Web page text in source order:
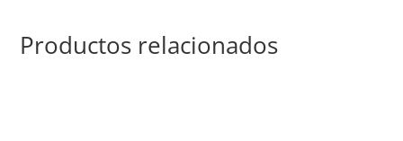
Productos relacionados